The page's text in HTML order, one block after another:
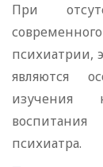
При
психиатрии,
являются
изучения
психиатра.